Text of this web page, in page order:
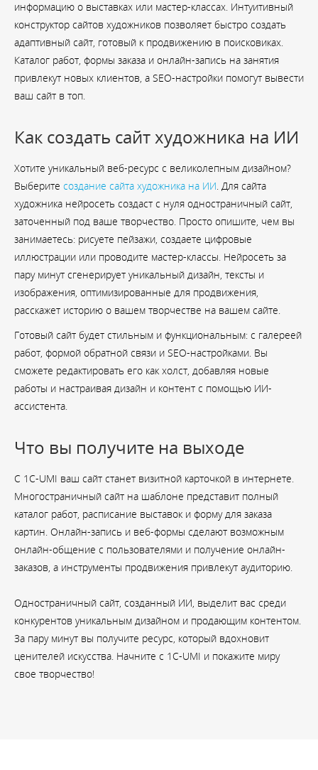
информацию о выставках или мастер-классах. Интуитивный
конструктор сайтов художников позволяет быстро создать
адаптивный сайт, готовый к продвижению в поисковиках.
Каталог работ, формы заказа и онлайн-запись на занятия
привлекут новых клиентов, а SEO-настройки помогут вывести
ваш сайт в топ.
Как создать сайт художника на ИИ
Хотите уникальный веб-ресурс с великолепным дизайном?
Выберите создание сайта художника на ИИ. Для сайта
художника нейросеть создаст с нуля одностраничный сайт,
заточенный под ваше творчество. Просто опишите, чем вы
занимаетесь: рисуете пейзажи, создаете цифровые
иллюстрации или проводите мастер-классы. Нейросеть за
пару минут сгенерирует уникальный дизайн, тексты и
изображения, оптимизированные для продвижения,
расскажет историю о вашем творчестве на вашем сайте.
Готовый сайт будет стильным и функциональным: с галереей
работ, формой обратной связи и SEO-настройками. Вы
сможете редактировать его как холст, добавляя новые
работы и настраивая дизайн и контент с помощью ИИ-
ассистента.
Что вы получите на выходе
С 1С-UMI ваш сайт станет визитной карточкой в интернете.
Многостраничный сайт на шаблоне представит полный
каталог работ, расписание выставок и форму для заказа
картин. Онлайн-запись и веб-формы сделают возможным
онлайн-общение с пользователями и получение онлайн-
заказов, а инструменты продвижения привлекут аудиторию.
Одностраничный сайт, созданный ИИ, выделит вас среди
конкурентов уникальным дизайном и продающим контентом.
За пару минут вы получите ресурс, который вдохновит
ценителей искусства. Начните с 1С-UMI и покажите миру
свое творчество!